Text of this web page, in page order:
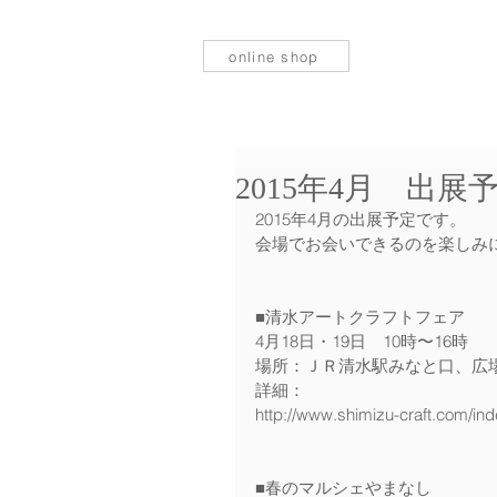
online shop
2015年4月 出展
2015年4月の出展予定です。
会場でお会いできるのを楽しみ
■清水アートクラフトフェア
4月18日・19日　10時〜16時
場所：ＪＲ清水駅みなと口、広
詳細：
http://www.shimizu-craft.com/
■春のマルシェやまなし